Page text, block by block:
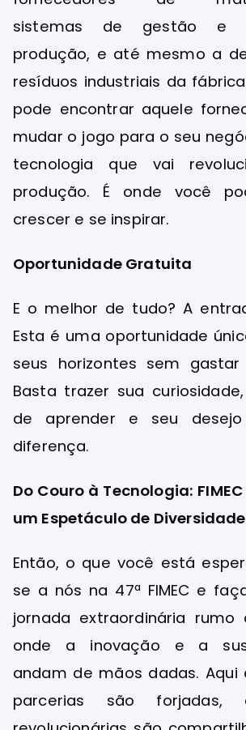
sistemas de gestão e
produção, e até mesmo a
resíduos industriais da
pode encontrar aquele
mudar o jogo para o seu
tecnologia que vai
produção. É onde você
crescer e se inspirar.
Oportunidade Gratuita
E o melhor de tudo? A
Esta é uma oportunidade
seus horizontes sem
Basta trazer sua
de aprender e seu
diferença.
Do Couro à Tecnologia:
um Espetáculo de
Então, o que você está
se a nós na 47ª FIMEC e
jornada extraordinária
onde a inovação e a
andam de mãos dadas. Aqui
parcerias são forjadas,